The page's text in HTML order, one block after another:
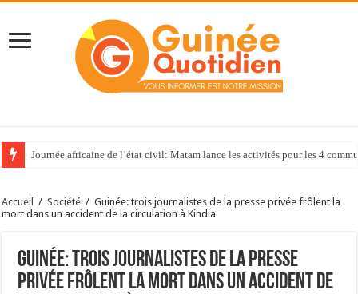
Journée africaine de l’état civil: Matam lance les activités pour les 4
Accueil / Société / Guinée: trois journalistes de la presse privée frôlent la
mort dans un accident de la circulation à Kindia
Guinée: trois journalistes de la presse
privée frôlent la mort dans un accident de